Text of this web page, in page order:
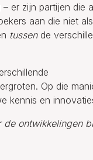
er zijn partijen die
aan die niet als
tussende
Op die
kennis en
de ontwikkelingen